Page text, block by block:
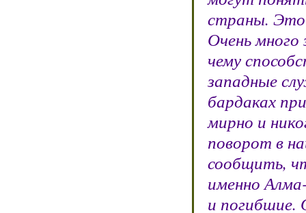
страны.
Очень много
чему
западные
бардаках
мирно и
поворот в
сообщить,
именно
и погибшие.